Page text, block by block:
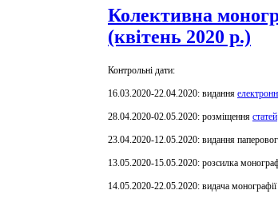
Колективна
(квітень 2020 р.)
Контрольні дати:
16.03.2020-22.04.2020: видання
28.04.2020-02.05.2020: розміщення статей
23.04.2020-12.05.2020: видання
13.05.2020-15.05.2020: розсилка
14.05.2020-22.05.2020: видача